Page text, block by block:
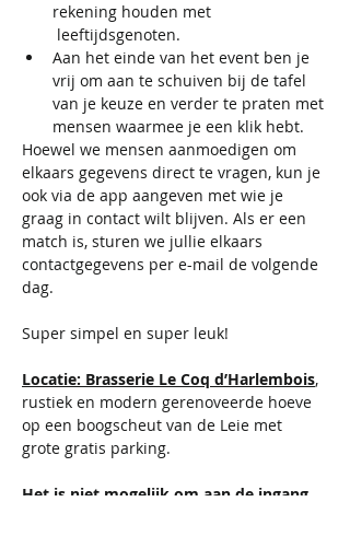
rekening houden met
leeftijdsgenoten.​
Aan het einde van het event ben je
vrij om aan te schuiven bij de tafel
van je keuze en verder te praten met
mensen waarmee je een klik hebt.
Hoewel we mensen aanmoedigen om
elkaars gegevens direct te vragen, kun je
ook via de app aangeven met wie je
graag in contact wilt blijven. Als er een
match is, sturen we jullie elkaars
contactgegevens per e-mail de volgende
dag.
​​Super simpel en super leuk!
Locatie: Brasserie Le Coq d’Harlembois,
rustiek en modern gerenoveerde hoeve
op een boogscheut van de Leie met
grote gratis parking.
Het is niet mogelijk om aan de ingang